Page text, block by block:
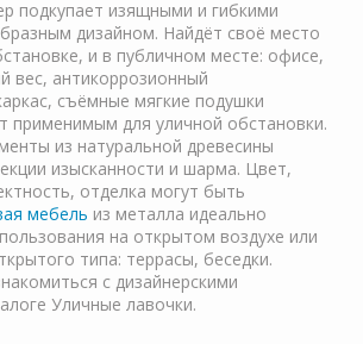
подкупает изящными и гибкими
дизайном. Найдёт своё место
и в публичном месте: офисе,
вес, антикоррозионный
съёмные мягкие подушки
применимым для уличной обстановки.
из натуральной древесины
изысканности и шарма. Цвет,
отделка могут быть
мебель из металла идеально
на открытом воздухе или
типа: террасы, беседки.
с дизайнерскими
Уличные лавочки.